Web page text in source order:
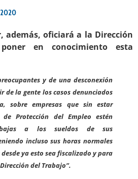
2020
además, oficiará a la Dirección
en conocimiento esta
y de una desconexión
de la gente los casos denunciados
sobre empresas que sin estar
Protección del Empleo estén
a los sueldos de sus
incluso sus horas normales
ya esto sea fiscalizado y para
del Trabajo”.